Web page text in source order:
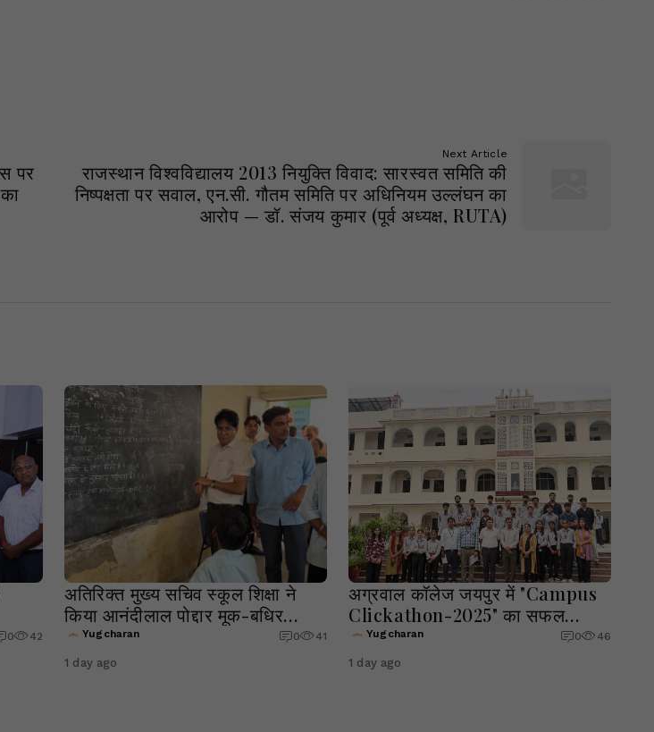
पर
Next Article
राजस्थान विश्वविद्यालय 2013 नियुक्ति विवाद: सारस्वत समिति की
निष्पक्षता पर सवाल, एन.सी. गौतम समिति पर अधिनियम उल्लंघन का
आरोप — डॉ. संजय कुमार (पूर्व अध्यक्ष, RUTA)
0 42
अतिरिक्त मुख्य सचिव स्कूल शिक्षा ने
किया आनंदीलाल पोद्दार मूक-बधिर
विद्यालय का निरीक्षण
Yugcharan 0 41
1 day ago
अग्रवाल कॉलेज जयपुर में "Campus
Clickathon-2025" का सफल
आयोजन
Yugcharan 0 46
1 day ago